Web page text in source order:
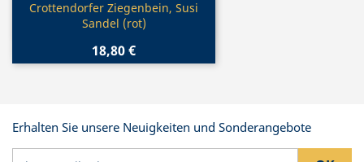
Vorschau
Crottendorfer Ziegenbein, Susi
Sandel (rot)
18,80 €
Erhalten Sie unsere Neuigkeiten und Sonderangebote